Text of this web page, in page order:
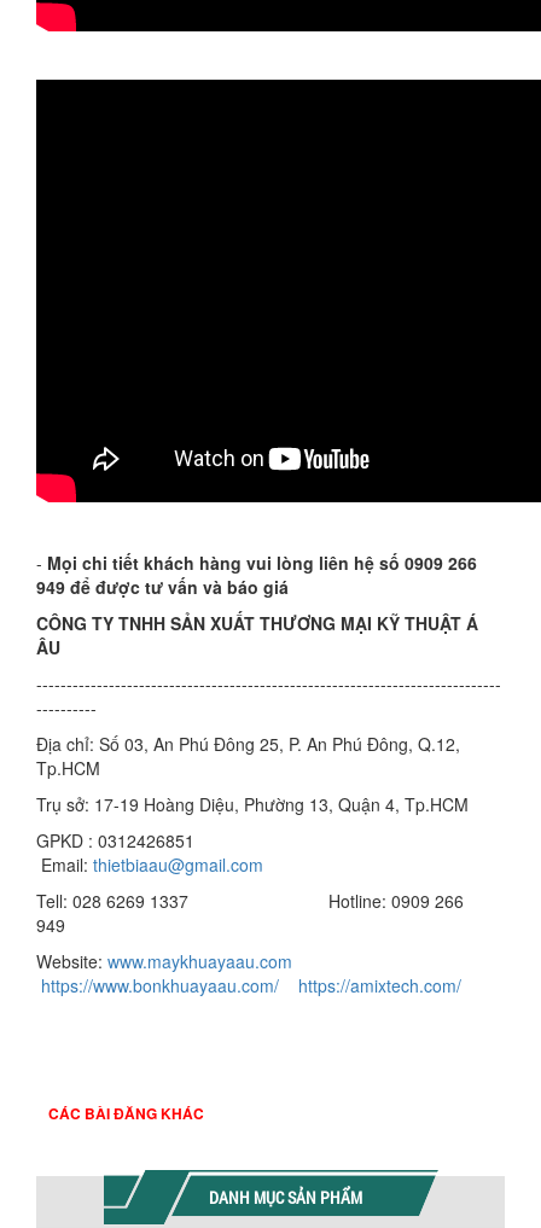
- Mọi chi tiết khách hàng vui lòng liên hệ số 0909 266
949 để được tư vấn và báo giá
CÔNG TY TNHH SẢN XUẤT THƯƠNG MẠI KỸ THUẬT Á
ÂU
-----------------------------------------------------------------------------
----------
Địa chỉ: Số 03, An Phú Đông 25, P. An Phú Đông, Q.12,
Tp.HCM
Trụ sở: 17-19 Hoàng Diệu, Phường 13, Quận 4, Tp.HCM
GPKD : 0312426851
Email: thietbiaau@gmail.com
Tell: 028 6269 1337 Hotline: 0909 266
949
Website: www.maykhuayaau.com
https://www.bonkhuayaau.com/
https://amixtech.com/
CÁC BÀI ĐĂNG KHÁC
DANH MỤC SẢN PHẨM